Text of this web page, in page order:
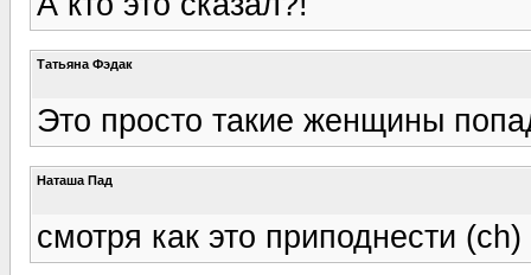
Татьяна Фэдак
Это просто такие женщины
Наташа Пад
смотря как это приподнести (ch)